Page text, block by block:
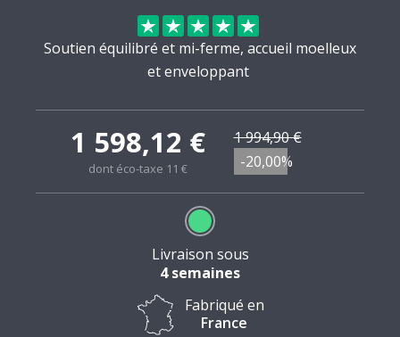
Soutien équilibré et mi-ferme, accueil moelleux
et enveloppant
1 598,12 €
dont éco-taxe 11 €
1 994,90 €
-20,00%
Livraison sous
4 semaines
Fabriqué en
France